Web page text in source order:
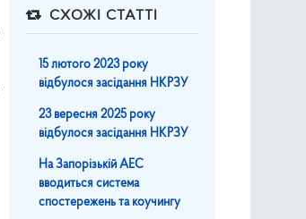
СХОЖІ СТАТТІ
15 лютого 2023 року
відбулося засідання НКРЗУ
23 вересня 2025 року
відбулося засідання НКРЗУ
На Запорізькій АЕС
вводиться система
спостережень та коучингу